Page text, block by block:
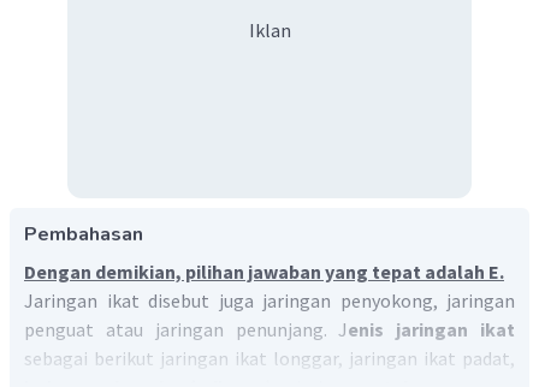
Iklan
Pembahasan
Dengan demikian, pilihan jawaban yang tepat adalah E.
Jaringan ikat disebut juga jaringan penyokong, jaringan
penguat atau jaringan penunjang. Jenis jaringan ikat
sebagai berikut jaringan ikat longgar, jaringan ikat padat,